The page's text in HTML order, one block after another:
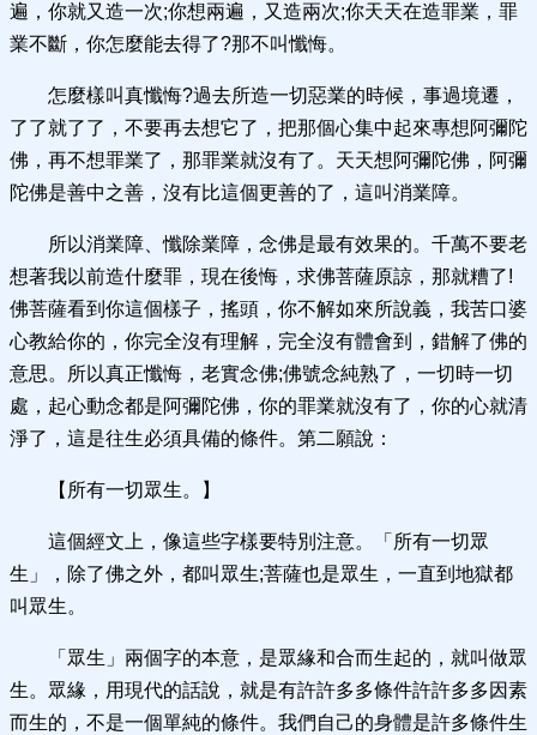
遍，你就又造一次;你想兩遍，又造兩次;你天天在造罪業，罪
業不斷，你怎麼能去得了?那不叫懺悔。
怎麼樣叫真懺悔?過去所造一切惡業的時候，事過境遷，
了了就了了，不要再去想它了，把那個心集中起來專想阿彌陀
佛，再不想罪業了，那罪業就沒有了。天天想阿彌陀佛，阿彌
陀佛是善中之善，沒有比這個更善的了，這叫消業障。
所以消業障、懺除業障，念佛是最有效果的。千萬不要老
想著我以前造什麼罪，現在後悔，求佛菩薩原諒，那就糟了!
佛菩薩看到你這個樣子，搖頭，你不解如來所說義，我苦口婆
心教給你的，你完全沒有理解，完全沒有體會到，錯解了佛的
意思。所以真正懺悔，老實念佛;佛號念純熟了，一切時一切
處，起心動念都是阿彌陀佛，你的罪業就沒有了，你的心就清
淨了，這是往生必須具備的條件。第二願說：
【所有一切眾生。】
這個經文上，像這些字樣要特別注意。「所有一切眾
生」，除了佛之外，都叫眾生;菩薩也是眾生，一直到地獄都
叫眾生。
「眾生」兩個字的本意，是眾緣和合而生起的，就叫做眾
生。眾緣，用現代的話說，就是有許許多多條件許許多多因素
而生的，不是一個單純的條件。我們自己的身體是許多條件生